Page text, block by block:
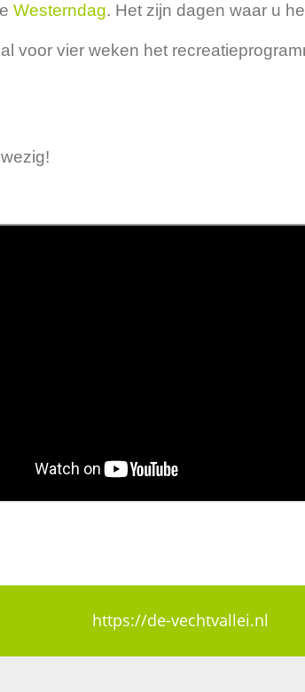
Westerndag. Het zijn dagen waar u
voor vier weken het
https://de-vechtvallei.nl